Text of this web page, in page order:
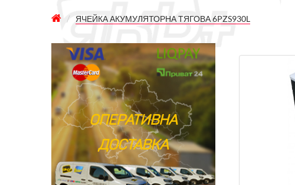
ЯЧЕЙКА АКУМУЛЯТОРНА ТЯГОВА 6PZS930L
ОПЕРАТИВНА
ДОСТАВКА